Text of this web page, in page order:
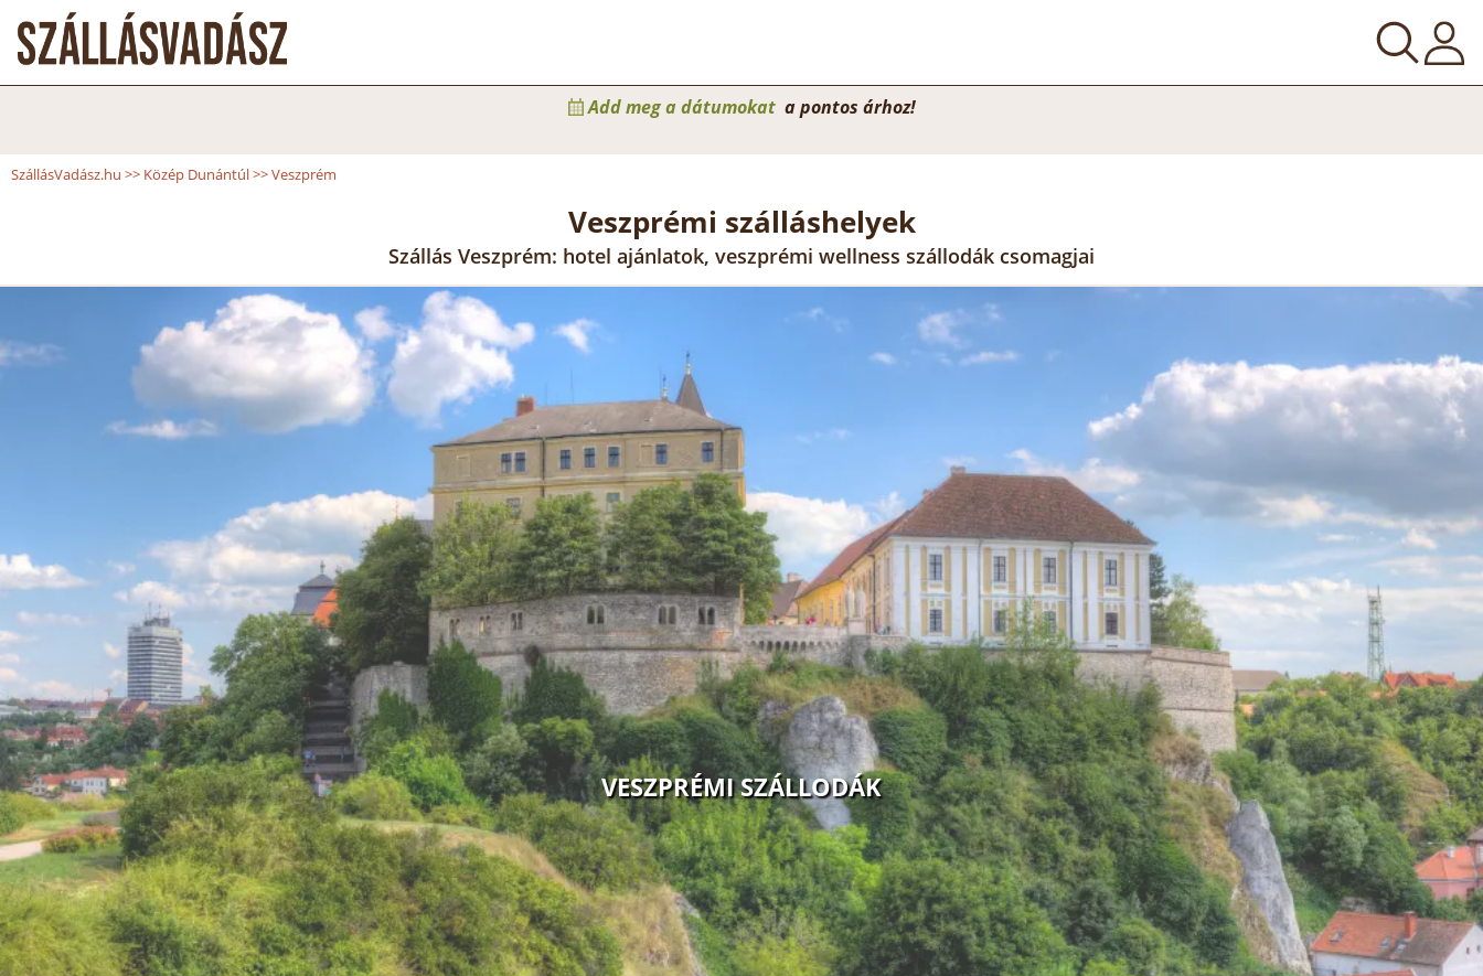
Add meg a dátumokat a pontos árhoz!
SzállásVadász.hu >> Közép Dunántúl>>Veszprém
Veszprémi szálláshelyek
Szállás Veszprém: hotel ajánlatok, veszprémi wellness szállodák csomagjai
VESZPRÉMI SZÁLLODÁK